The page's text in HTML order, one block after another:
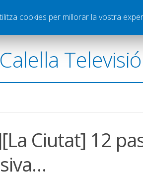
Pòdcasts Vídeos
Televisió
Ciutat] 12
cookies per millorar la vostra